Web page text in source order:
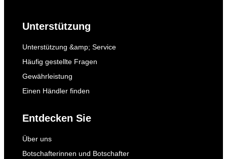
Unterstützung
Unterstützung &amp; Service
Häufig gestellte Fragen
Gewährleistung
Einen Händler finden
Entdecken Sie
Über uns
Botschafterinnen und Botschafter